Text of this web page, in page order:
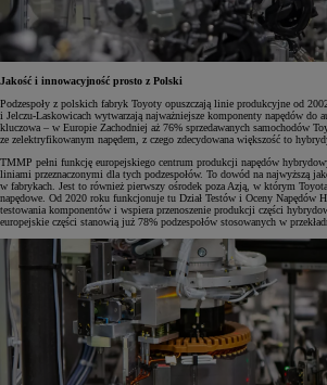
Jakość i innowacyjność prosto z Polski
Podzespoły z polskich fabryk Toyoty opuszczają linie produkcyjne od
i Jelczu-Laskowicach wytwarzają najważniejsze komponenty napędów do
kluczowa – w Europie Zachodniej aż 76% sprzedawanych samochodów
ze zelektryfikowanym napędem, z czego zdecydowana większość to
TMMP pełni funkcję europejskiego centrum produkcji napędów
liniami przeznaczonymi dla tych podzespołów. To dowód na najwyższą
w fabrykach. Jest to również pierwszy ośrodek poza Azją, w którym
napędowe. Od 2020 roku funkcjonuje tu Dział Testów i Oceny Napędów
testowania komponentów i wspiera przenoszenie produkcji części
europejskie części stanowią już 78% podzespołów stosowanych w